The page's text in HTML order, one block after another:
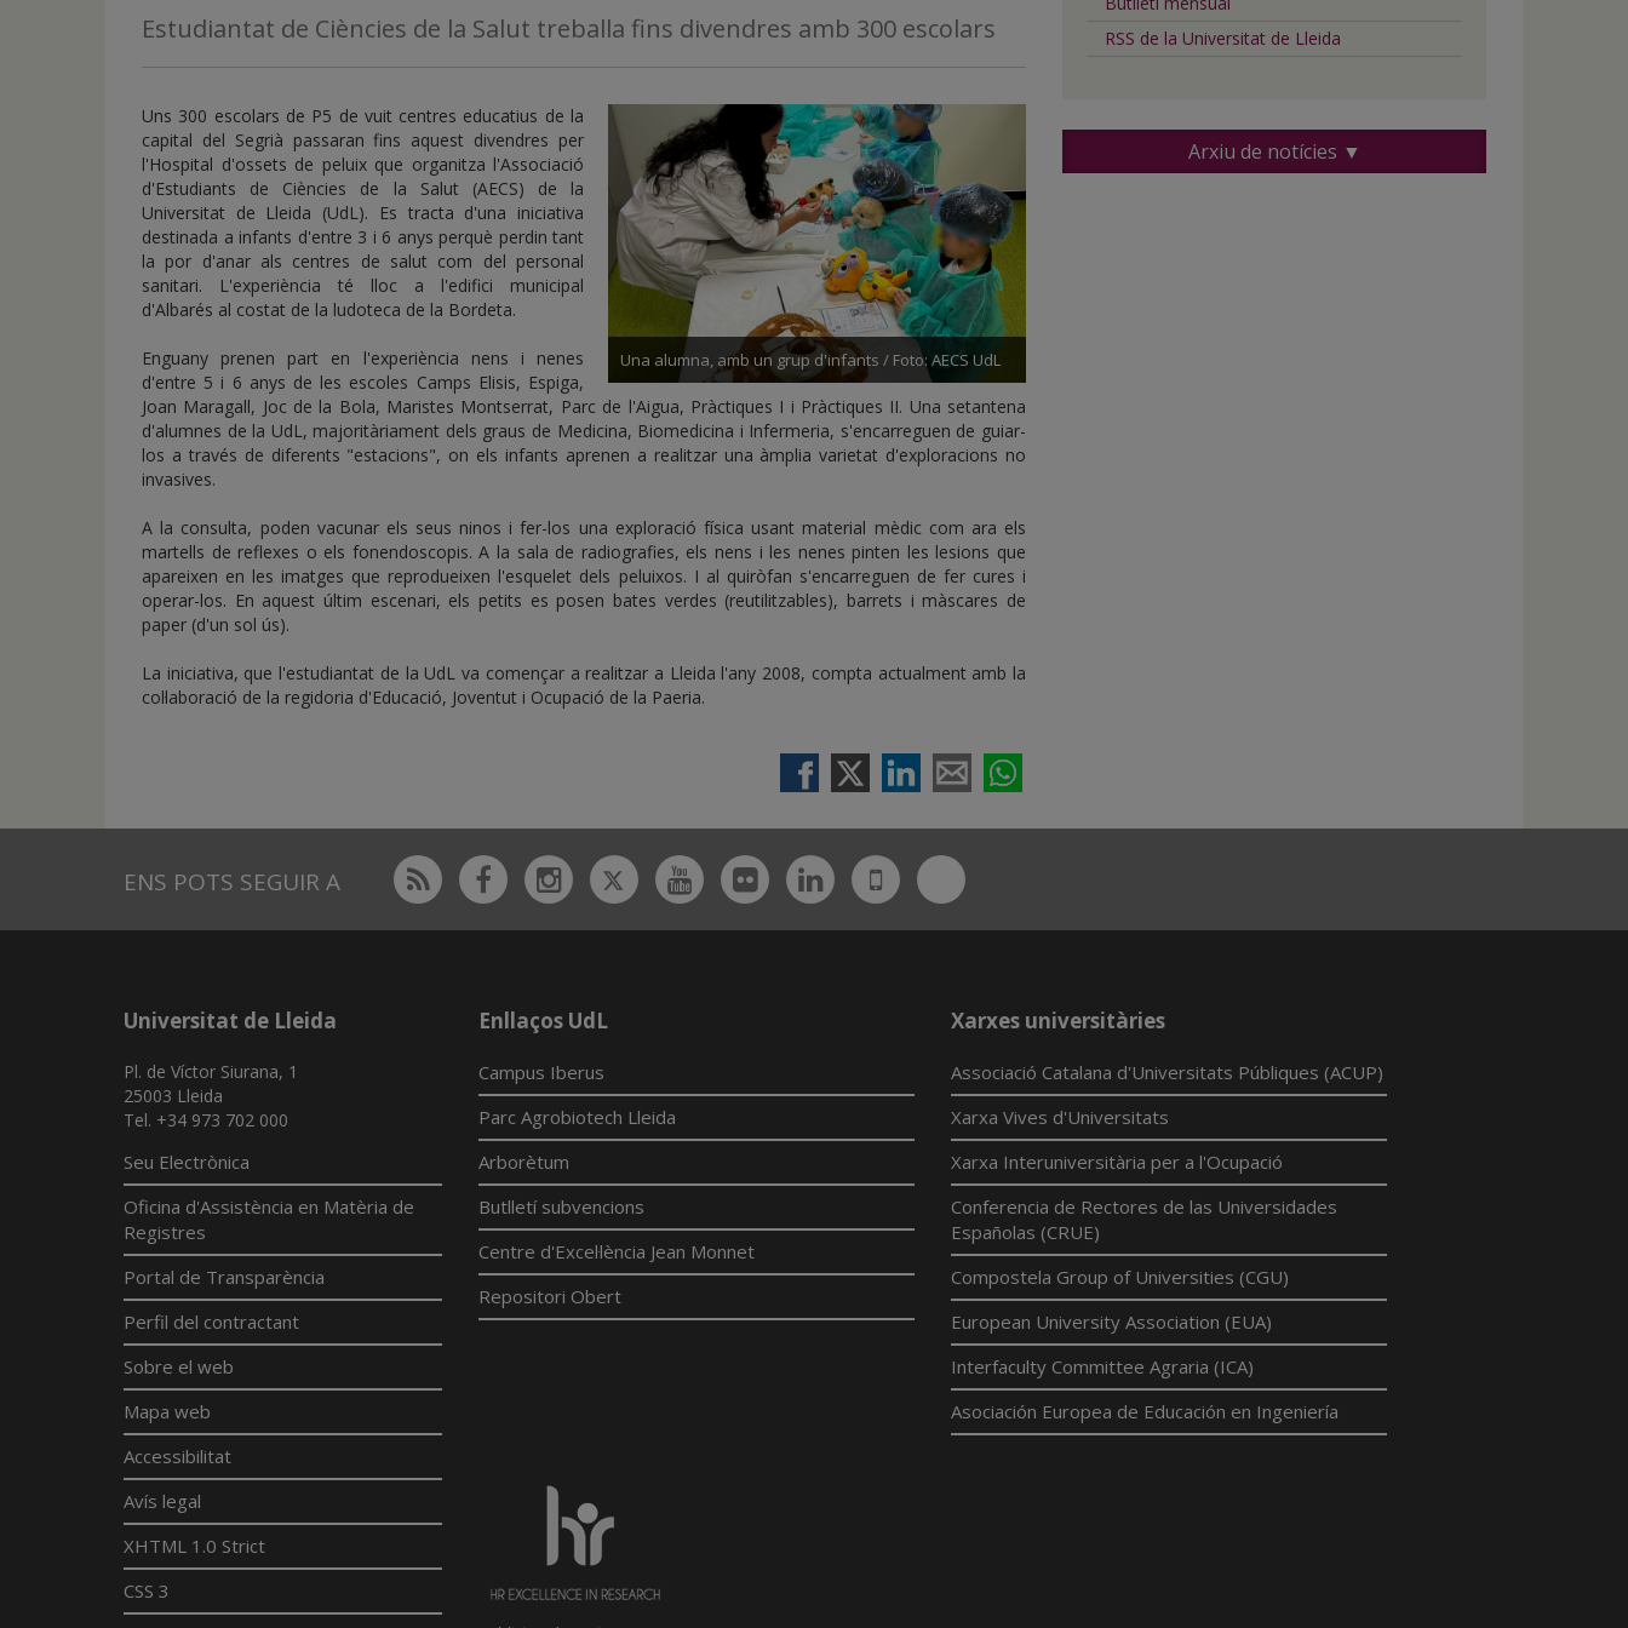
inicio
Estudiantat de Ciències de la Salut treballa fins divendres amb 300 escolars
Una alumna, amb un grup d'infants / Foto: AECS UdL
Uns 300 escolars de P5 de vuit centres educatius de la
capital del Segrià passaran fins aquest divendres per
l'Hospital d'ossets de peluix que organitza l'Associació
d'Estudiants de Ciències de la Salut (AECS) de la
Universitat de Lleida (UdL). Es tracta d'una iniciativa
destinada a infants d'entre 3 i 6 anys perquè perdin tant
la por d'anar als centres de salut com del personal
sanitari. L'experiència té lloc a l'edifici municipal
d'Albarés al costat de la ludoteca de la Bordeta.
Enguany prenen part en l'experiència nens i nenes
d'entre 5 i 6 anys de les escoles Camps Elisis, Espiga,
Joan Maragall, Joc de la Bola, Maristes Montserrat, Parc de l'Aigua, Pràctiques I i Pràctiques II. Una setantena
d'alumnes de la UdL, majoritàriament dels graus de Medicina, Biomedicina i Infermeria, s'encarreguen de guiar-
los a través de diferents "estacions", on els infants aprenen a realitzar una àmplia varietat d'exploracions no
invasives.
A la consulta, poden vacunar els seus ninos i fer-los una exploració física usant material mèdic com ara els
martells de reflexes o els fonendoscopis. A la sala de radiografies, els nens i les nenes pinten les lesions que
apareixen en les imatges que reprodueixen l'esquelet dels peluixos. I al quiròfan s'encarreguen de fer cures i
operar-los. En aquest últim escenari, els petits es posen bates verdes (reutilitzables), barrets i màscares de
paper (d'un sol ús).
La iniciativa, que l'estudiantat de la UdL va començar a realitzar a Lleida l'any 2008, compta actualment amb la
col·laboració de la regidoria d'Educació, Joventut i Ocupació de la Paeria.
RSS de la Universitat de Lleida
Arxiu de notícies ▼
ENS POTS SEGUIR A Rss FacebookInstagram
TwitterYoutubeFlickrLinkedin
UdL
App
Bluesky
Universitat de Lleida
Pl. de Víctor Siurana, 1
25003 Lleida
Tel. +34 973 702 000
Seu Electrònica
Oficina d'Assistència en Matèria de
Registres
Portal de Transparència
Perfil del contractant
Sobre el web
Mapa web
Accessibilitat
Avís legal
XHTML 1.0 Strict
CSS 3
Enllaços UdL
Campus Iberus
Parc Agrobiotech Lleida
Arborètum
Butlletí subvencions
Centre d'Excel·lència Jean Monnet
Repositori Obert
Xarxes universitàries
Associació Catalana d'Universitats Públiques (ACUP)
Xarxa Vives d'Universitats
Xarxa Interuniversitària per a l'Ocupació
Conferencia de Rectores de las Universidades
Españolas (CRUE)
Compostela Group of Universities (CGU)
European University Association (EUA)
Interfaculty Committee Agraria (ICA)
Asociación Europea de Educación en Ingeniería